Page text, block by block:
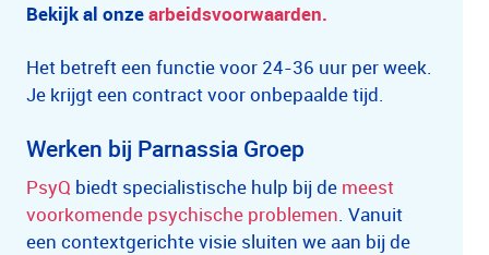
Bekijk al onzearbeidsvoorwaarden.
Het betreft een functie voor 24-36 uur per week.
Je krijgt een contract voor onbepaalde tijd.
Werken bij Parnassia Groep
PsyQ biedt specialistische hulp bij de meest
voorkomende psychische problemen. Vanuit
een contextgerichte visie sluiten we aan bij de